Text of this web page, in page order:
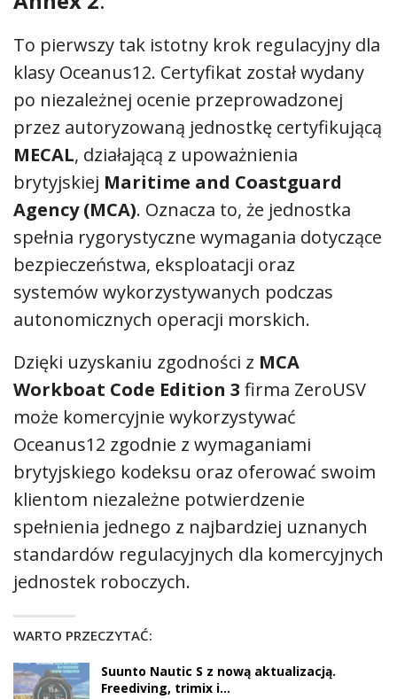
To pierwszy tak istotny krok regulacyjny dla
klasy Oceanus12. Certyfikat został wydany
po niezależnej ocenie przeprowadzonej
przez autoryzowaną jednostkę certyfikującą
MECAL, działającą z upoważnienia
brytyjskiej Maritime and Coastguard
Agency (MCA). Oznacza to, że jednostka
spełnia rygorystyczne wymagania dotyczące
bezpieczeństwa, eksploatacji oraz
systemów wykorzystywanych podczas
autonomicznych operacji morskich.
Dzięki uzyskaniu zgodności z MCA
Workboat Code Edition 3 firma ZeroUSV
może komercyjnie wykorzystywać
Oceanus12 zgodnie z wymaganiami
brytyjskiego kodeksu oraz oferować swoim
klientom niezależne potwierdzenie
spełnienia jednego z najbardziej uznanych
standardów regulacyjnych dla komercyjnych
jednostek roboczych.
WARTO PRZECZYTAĆ:
Suunto Nautic S z nową aktualizacją.
Freediving, trimix i…